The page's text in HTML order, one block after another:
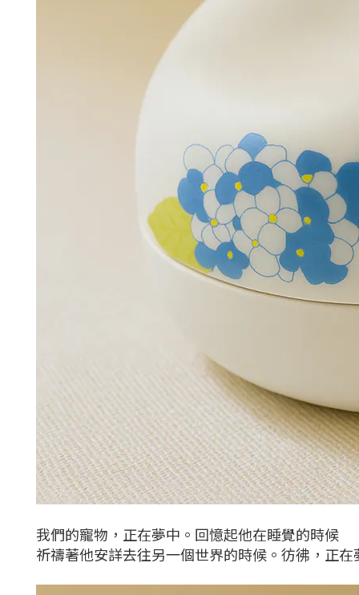
我們的寵物，正在夢中。回憶起他在睡覺的時候
祈禱著他安詳去往另一個世界的時候。彷彿，正在